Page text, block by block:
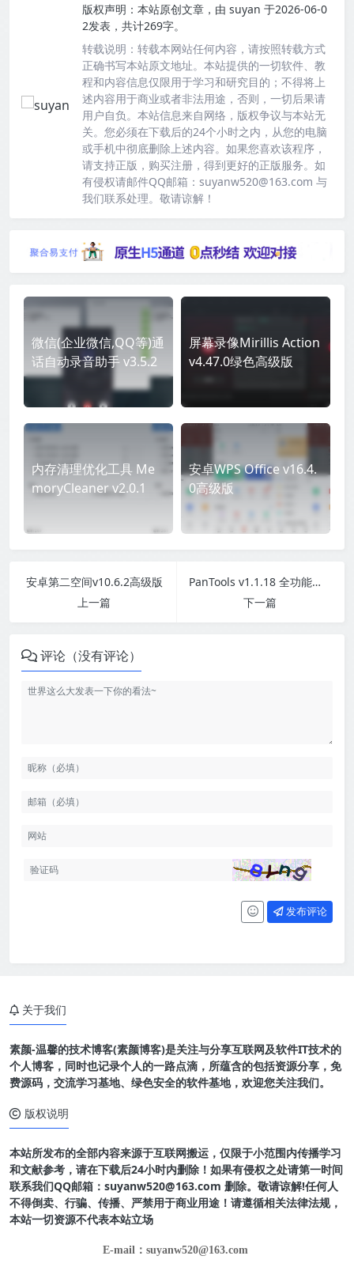
版权声明： 本站原创文章，由 suyan 于2026-06-0
2发表，共计269字。
转载说明： 转载本网站任何内容，请按照转载方式
正确书写本站原文地址。本站提供的一切软件、教
程和内容信息仅限用于学习和研究目的；不得将上
述内容用于商业或者非法用途，否则，一切后果请
用户自负。本站信息来自网络，版权争议与本站无
关。您必须在下载后的24个小时之内，从您的电脑
或手机中彻底删除上述内容。如果您喜欢该程序，
请支持正版，购买注册，得到更好的正版服务。如
有侵权请邮件QQ邮箱：suyanw520@163.com 与
我们联系处理。敬请谅解！
微信(企业微信,QQ等)通
话自动录音助手 v3.5.2
屏幕录像Mirillis Action
v4.47.0绿色高级版
内存清理优化工具 Me
moryCleaner v2.0.1
安卓WPS Office v16.4.
0高级版
安卓第二空间v10.6.2高级版
上一篇
PanTools v1.1.18 全功能型的网盘批量管理&操作工具
下一篇
评论（没有评论）
发布评论
关于我们
素颜-温馨的技术博客(素颜博客)是关注与分享互联网及软件IT技术的
个人博客，同时也记录个人的一路点滴，所蕴含的包括资源分享，免
费源码，交流学习基地、绿色安全的软件基地，欢迎您关注我们。
版权说明
本站所发布的全部内容来源于互联网搬运，仅限于小范围内传播学习
和文献参考，请在下载后24小时内删除！如果有侵权之处请第一时间
联系我们QQ邮箱：suyanw520@163.com 删除。敬请谅解!任何人
不得倒卖、行骗、传播、严禁用于商业用途！请遵循相关法律法规，
本站一切资源不代表本站立场
E-mail：suyanw520@163.com